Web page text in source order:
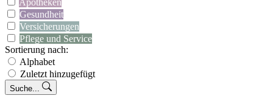
Apotheken
Gesundheit
Versicherungen
Pflege und Service
Sortierung nach:
Alphabet
Zuletzt hinzugefügt
Suche...